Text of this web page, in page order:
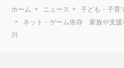
ホーム ニュース
子ども・子育
ネット・ゲーム依存 家族や支
川